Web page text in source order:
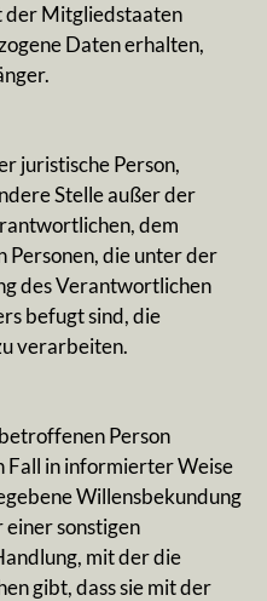
der Mitgliedstaaten
Daten erhalten,
juristische Person,
Stelle außer der
dem
die unter der
des Verantwortlichen
befugt sind, die
verarbeiten.
Person
in informierter Weise
Willensbekundung
sonstigen
mit der die
gibt, dass sie mit der